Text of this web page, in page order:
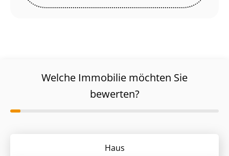
Welche Immobilie möchten Sie
bewerten?
Haus